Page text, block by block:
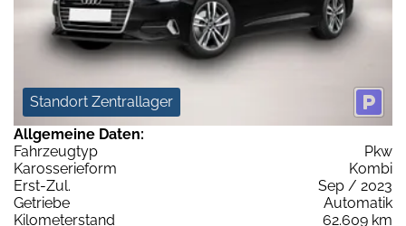
Standort Zentrallager
Allgemeine Daten:
Fahrzeugtyp
Pkw
Karosserieform
Kombi
Erst-Zul.
Sep / 2023
Getriebe
Automatik
Kilometerstand
62.609 km